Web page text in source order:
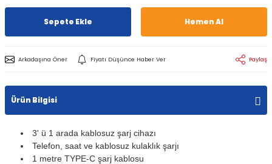
Sepete Ekle Hemen Al
Arkadaşına Öner Fiyatı Düşünce Haber Ver Paylaş
Ürün Bilgisi
3' ü 1 arada kablosuz şarj cihazı
Telefon, saat ve kablosuz kulaklık şarjı
1 metre TYPE-C şarj kablosu